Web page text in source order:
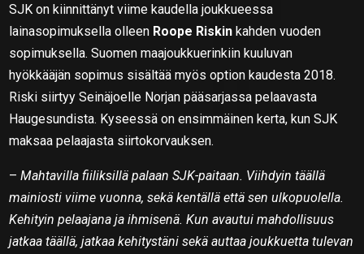
SJK on kiinnittänyt viime kaudella joukkueessa
lainasopimuksella olleen Roope Riskin kahden vuoden
sopimuksella. Suomen maajoukkuerinkiin kuuluvan
hyökkääjän sopimus sisältää myös option kaudesta 2018.
Riski siirtyy Seinäjoelle Norjan pääsarjassa pelaavasta
Haugesundista. Kyseessä on ensimmäinen kerta, kun SJK
maksaa pelaajasta siirtokorvauksen.
–Mahtavilla fiiliksillä palaan SJK-paitaan. Viihdyin täällä
mainiosti viime vuonna, sekä kentällä että sen ulkopuolella.
Kehityin pelaajana ja ihmisenä. Kun avautui mahdollisuus
jatkaa täällä, jatkaa kehitystäni sekä auttaa joukkuetta tulevan